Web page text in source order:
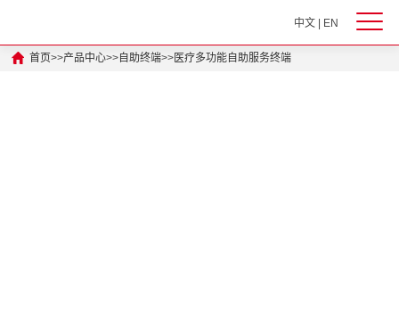
中文| EN
首页>>产品中心>>自助终端>>医疗多功能自助服务终端